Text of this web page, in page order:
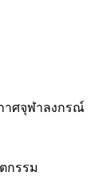
าศจุฬาลงกรณ์
กรรม